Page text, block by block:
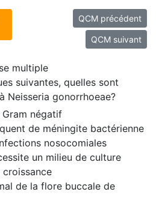
QCM précédent
QCM suivant
multiple
suivantes, quelles sont
Neisseria gonorrhoeae?
négatif
de méningite bactérienne
nosocomiales
un milieu de culture
de la flore buccale de